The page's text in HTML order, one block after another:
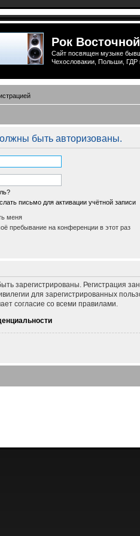
Рок
Сайт посвящен музыке
Чехословакии, Польши, ГДР
быть авторизованы.
письмо для активации учётной записи
меня
пребывание на конференции в этот раз
зарегистрированы. Регистрация
для зарегистрированных
согласие со всеми правилами.